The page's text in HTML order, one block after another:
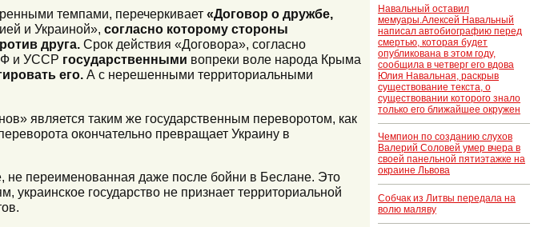
темпами, перечеркивает «Договор о дружбе,
и Украиной», согласно которому стороны
друга. Срок действия «Договора», согласно
и УССР государственными вопреки воле народа Крыма
его. А с нерешенными территориальными
является таким же государственным переворотом, как
окончательно превращает Украину в
не переименованная даже после бойни в Беслане. Это
украинское государство не признает территориальной
Навальный оставил
мемуары.Алексей Навальный
написал автобиографию перед
смертью, которая будет
опубликована в этом году,
сообщила в четверг его вдова
Юлия Навальная, раскрыв
существование текста, о
существовании которого знало
только его ближайшее окружен
Чемпион по созданию слухов
Валерий Соловей умер вчера в
своей панельной пятиэтажке на
окраине Львова
Собчак из Литвы передала на
волю маляву